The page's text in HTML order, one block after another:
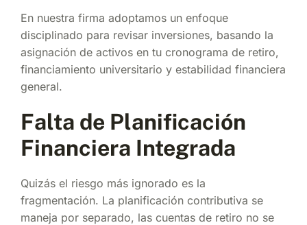
En nuestra firma adoptamos un enfoque
disciplinado para revisar inversiones, basando la
asignación de activos en tu cronograma de retiro,
financiamiento universitario y estabilidad financiera
general.
Falta de Planificación
Financiera Integrada
Quizás el riesgo más ignorado es la
fragmentación. La planificación contributiva se
maneja por separado, las cuentas de retiro no se